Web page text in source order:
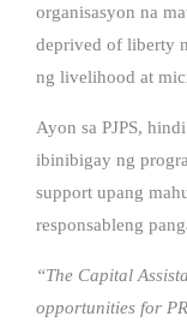
organisasyon na
deprived of liberty
ng livelihood at
Ayon sa PJPS,
ibinibigay ng
support upang
responsableng
“The Capital
opportunities for